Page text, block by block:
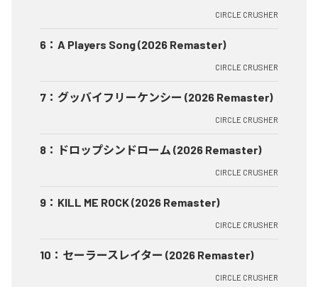
CIRCLE CRUSHER
6 ： A Players Song (2026 Remaster)
CIRCLE CRUSHER
7 ： グッバイフリーケンシー (2026 Remaster)
CIRCLE CRUSHER
8 ： ドロップシンドローム (2026 Remaster)
CIRCLE CRUSHER
9 ： KILL ME ROCK (2026 Remaster)
CIRCLE CRUSHER
10 ： セーラースレイター (2026 Remaster)
CIRCLE CRUSHER